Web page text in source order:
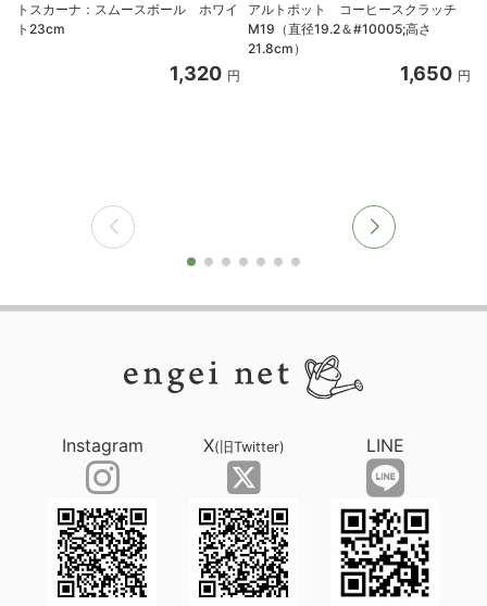
トスカーナ：スムースボール ホワイ
ト23cm
1,320 円
アルトポット コーヒースクラッチ
M19（直径19.2＆#10005;高さ
21.8cm）
1,650 円
Instagram X(旧Twitter) LINE